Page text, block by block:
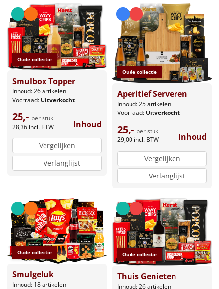
Oude collectie
Smulbox Topper
Inhoud: 26 artikelen
Voorraad: Uitverkocht
25,- per stuk
28,36 incl. BTW Inhoud
Vergelijken
Verlanglijst
Oude collectie
Aperitief Serveren
Inhoud: 25 artikelen
Voorraad: Uitverkocht
25,- per stuk
29,00 incl. BTW Inhoud
Vergelijken
Verlanglijst
Oude collectie
Smulgeluk
Inhoud: 18 artikelen
Oude collectie
Thuis Genieten
Inhoud: 26 artikelen